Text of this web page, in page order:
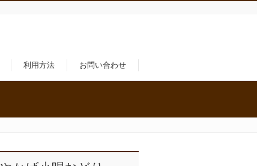
利用方法 お問い合わせ